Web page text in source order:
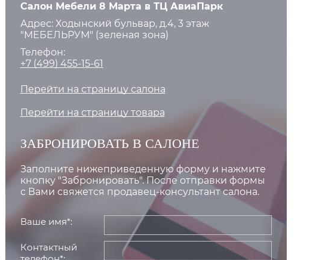
Салон Мебели 8 Марта в ТЦ АвиаПарк
Адрес: Ходынский бульвар, д.4, 3 этаж
"МЕБЕЛЬРУМ" (зеленая зона)
Телефон:
+7 (499) 455-15-61
Перейти на страницу салона
Перейти на страницу товара
ЗАБРОНИРОВАТЬ В САЛОНЕ
Заполните нижеприведенную форму и нажмите
кнопку "Забронировать". После отправки формы
с Вами свяжется продавец-консультант салона.
Ваше имя*:
Контактный